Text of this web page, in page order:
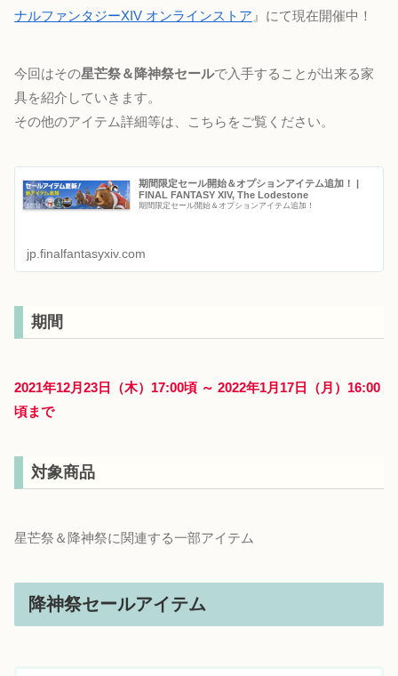
ナルファンタジーXIV オンラインストア 』にて現在開催中！
今回はその星芒祭＆降神祭セールで入手することが出来る家
具を紹介していきます。
その他のアイテム詳細等は、こちらをご覧ください。
期間限定セール開始＆オプションアイテム追加！ |
FINAL FANTASY XIV, The Lodestone
期間限定セール開始＆オプションアイテム追加！
jp.finalfantasyxiv.com
期間
2021年12月23日（木）17:00頃 ～ 2022年1月17日（月）16:00
頃まで
対象商品
星芒祭＆降神祭に関連する一部アイテム
降神祭セールアイテム